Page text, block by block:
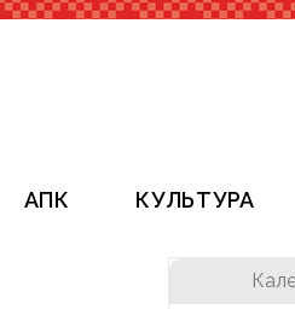
АПК КУЛЬТУРА